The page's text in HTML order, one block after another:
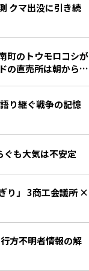
町のトウモロコシが
の直売所は朝から長
り継ぐ戦争の記憶
し和らぐも大気は不安定
り」 3商工会議所 ×
方不明者情報の解